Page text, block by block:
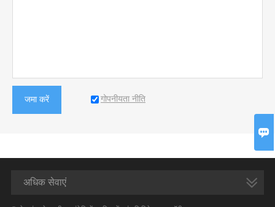
जमा करें गोपनीयता नीति
अधिक सेवाएं
